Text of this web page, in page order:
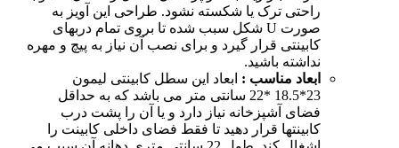
راحتی ترک یا شکسته نشود. طراحی این آویز به
صورت U شکل سبب شده تا بروی تمام دربهای
کابینتی قرار گیرد و برای نصب آن نیاز به پیچ و مهره
نداشته باشید.
ابعاد مناسب : ابعاد این سطل کابینتی لیمون
23*18.5 *22 سانتی متر می باشد که به حداقل
فضای آشپزخانه نیاز دارد و یا آن را پشت درب
کابینتها قرار دهید تا فقط فضای داخلی کابینت را